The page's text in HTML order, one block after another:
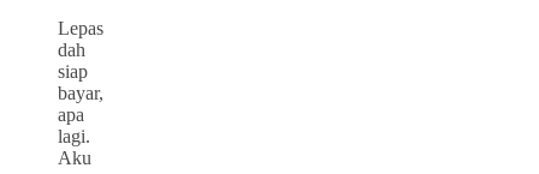
Lepas
dah
siap
bayar,
apa
lagi.
Aku